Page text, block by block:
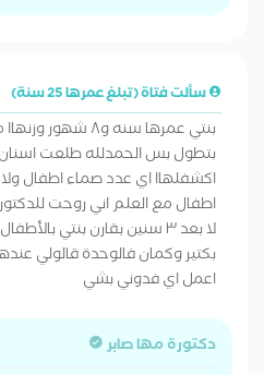
سألت فتاة (تبلغ عمرها 25 سنة)
بنتي عمرها سنه
بتطول بس الحمدلله طلعت
اكشفلهاا اي عدد صماء اطفال
اطفال مع العلم اني روحت
لا بعد ٣ سنين بقارن بنتي
بكتير وكمان فالوحدة قالولي
اعمل اي فدوني بشي
دكتورة مها صابر